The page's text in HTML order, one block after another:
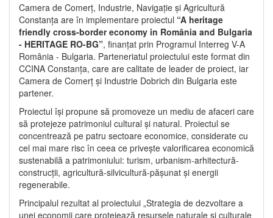
Camera de Comerț, Industrie, Navigație și Agricultură
Constanța are în implementare proiectul “A heritage
friendly cross-border economy in România and Bulgaria
- HERITAGE RO-BG”, finanțat prin Programul Interreg V-A
România - Bulgaria. Parteneriatul proiectului este format din
CCINA Constanța, care are calitate de leader de proiect, iar
Camera de Comerț și Industrie Dobrich din Bulgaria este
partener.
Proiectul își propune să promoveze un mediu de afaceri care
să protejeze patrimoniul cultural și natural. Proiectul se
concentrează pe patru sectoare economice, considerate cu
cel mai mare risc în ceea ce privește valorificarea economică
sustenabilă a patrimoniului: turism, urbanism-arhitectură-
construcții, agricultură-silvicultură-pășunat și energii
regenerabile.
Principalul rezultat al proiectului „Strategia de dezvoltare a
unei economii care protejează resursele naturale și culturale